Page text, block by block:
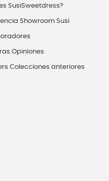
SusiSweetdress?
Showroom Susi
Opiniones
Colecciones anteriores